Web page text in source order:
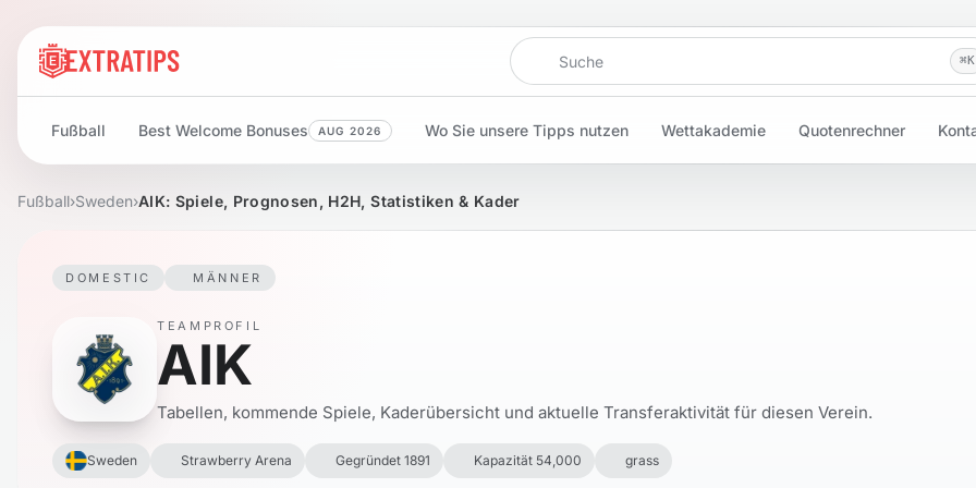
Suche
⌘K
Fußball Best Welcome Bonuses AUG 2026 Wo Sie unsere Tipps nutzen Wettakademie Quotenrechner
Fußball›Sweden›AIK: Spiele, Prognosen, H2H, Statistiken & Kader
DOMESTIC MÄNNER
TEAMPROFIL
AIK
Tabellen, kommende Spiele, Kaderübersicht und aktuelle Transferaktivität für diesen Verein.
Sweden Strawberry Arena Gegründet 1891 Kapazität 54,000 grass